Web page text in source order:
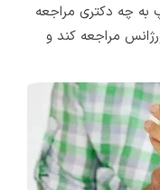
به چه دکتری مراجعه
مراجعه کند و